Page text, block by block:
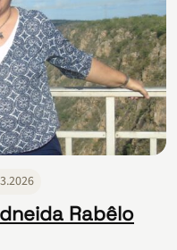
Rabêlo